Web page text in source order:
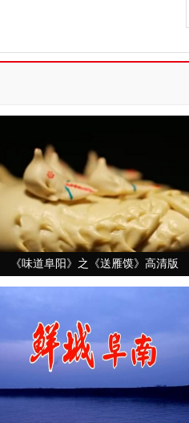
《味道阜阳》之《送雁馍》高清版